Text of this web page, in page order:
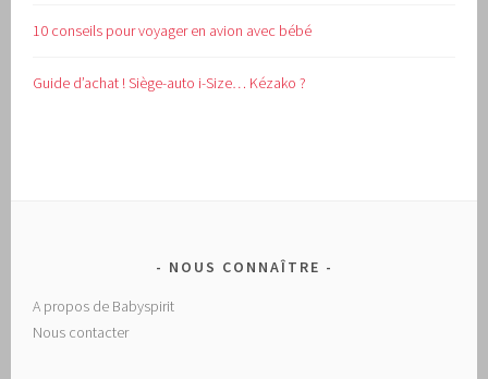
10 conseils pour voyager en avion avec bébé
Guide d’achat !Siège-auto i-Size… Kézako ?
NOUS CONNAÎTRE
A propos de Babyspirit
Nous contacter